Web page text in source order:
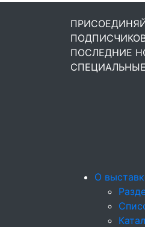
ПОСЛЕДНИЕ
О